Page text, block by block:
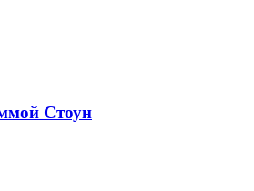
Стоун